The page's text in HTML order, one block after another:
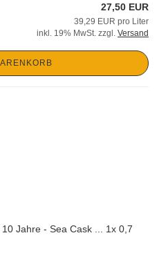
27,50 EUR
39,29 EUR pro Liter
inkl. 19% MwSt. zzgl. Versand
Jahre - Sea Cask ... 1x 0,7